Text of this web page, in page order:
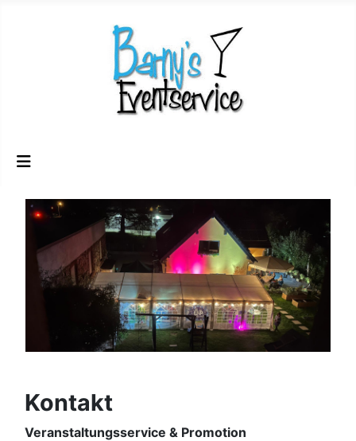
Kontakt
Veranstaltungsservice & Promotion